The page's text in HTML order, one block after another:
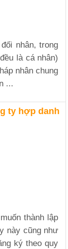
nhân, trong
là cá nhân)
nhân chung
...
ty hợp danh
thành lập
này cũng như
ký theo quy